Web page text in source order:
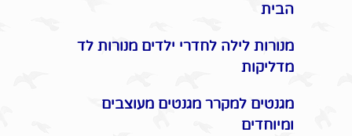
הבית
מנורות לילה לחדרי ילדים מנורות לד
מדליקות
מגנטים למקרר מגנטים מעוצבים
ומיוחדים